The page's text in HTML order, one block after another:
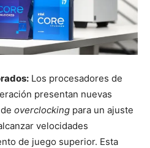
Los procesadores de
presentan nuevas
overclocking para un ajuste
velocidades
de juego superior. Esta